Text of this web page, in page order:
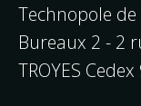
Technopole
Bureaux 2 - 2
TROYES Cedex